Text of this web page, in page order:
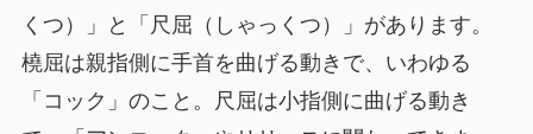
くつ）」と「尺屈（しゃっくつ）」があります。
橈屈は親指側に手首を曲げる動きで、いわゆる
「コック」のこと。尺屈は小指側に曲げる動き